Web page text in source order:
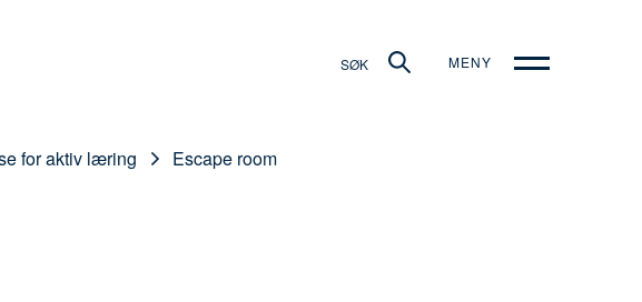
SØK MENY
for aktiv læring Escape room